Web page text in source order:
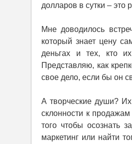
долларов в сутки – это
Мне доводилось
который знает цену
деньгах и тех, кто
Представляю, как
свое дело, если бы он
А творческие души? Их
склонности к
того чтобы осознать
маркетинг или найти